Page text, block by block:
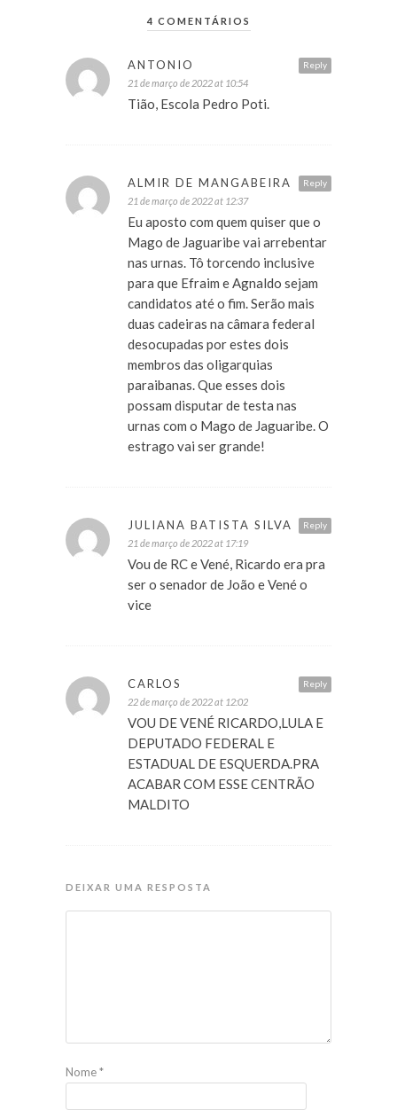
4 COMENTÁRIOS
Reply
ANTONIO
21 de março de 2022 at 10:54
Tião, Escola Pedro Poti.
Reply
ALMIR DE MANGABEIRA
21 de março de 2022 at 12:37
Eu aposto com quem quiser que o
Mago de Jaguaribe vai arrebentar
nas urnas. Tô torcendo inclusive
para que Efraim e Agnaldo sejam
candidatos até o fim. Serão mais
duas cadeiras na câmara federal
desocupadas por estes dois
membros das oligarquias
paraibanas. Que esses dois
possam disputar de testa nas
urnas com o Mago de Jaguaribe. O
estrago vai ser grande!
Reply
JULIANA BATISTA SILVA
21 de março de 2022 at 17:19
Vou de RC e Vené, Ricardo era pra
ser o senador de João e Vené o
vice
Reply
CARLOS
22 de março de 2022 at 12:02
VOU DE VENÉ RICARDO,LULA E
DEPUTADO FEDERAL E
ESTADUAL DE ESQUERDA.PRA
ACABAR COM ESSE CENTRÃO
MALDITO
DEIXAR UMA RESPOSTA
Nome*